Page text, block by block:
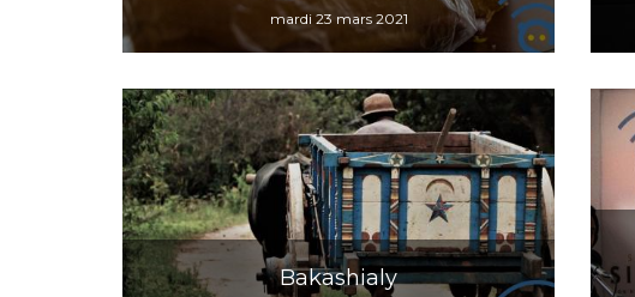
mardi 23 mars 2021
Bakashialy